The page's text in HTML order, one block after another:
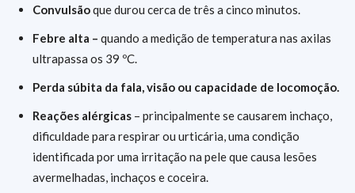
Convulsãoque durou cerca de três a cinco minutos.
Febre alta – quando a medição de temperatura nas axilas
ultrapassa os 39 ºC.
Perda súbita da fala, visão ou capacidade de locomoção.
Reações alérgicas – principalmente se causarem inchaço,
dificuldade para respirar ou urticária, uma condição
identificada por uma irritação na pele que causa lesões
avermelhadas, inchaços e coceira.